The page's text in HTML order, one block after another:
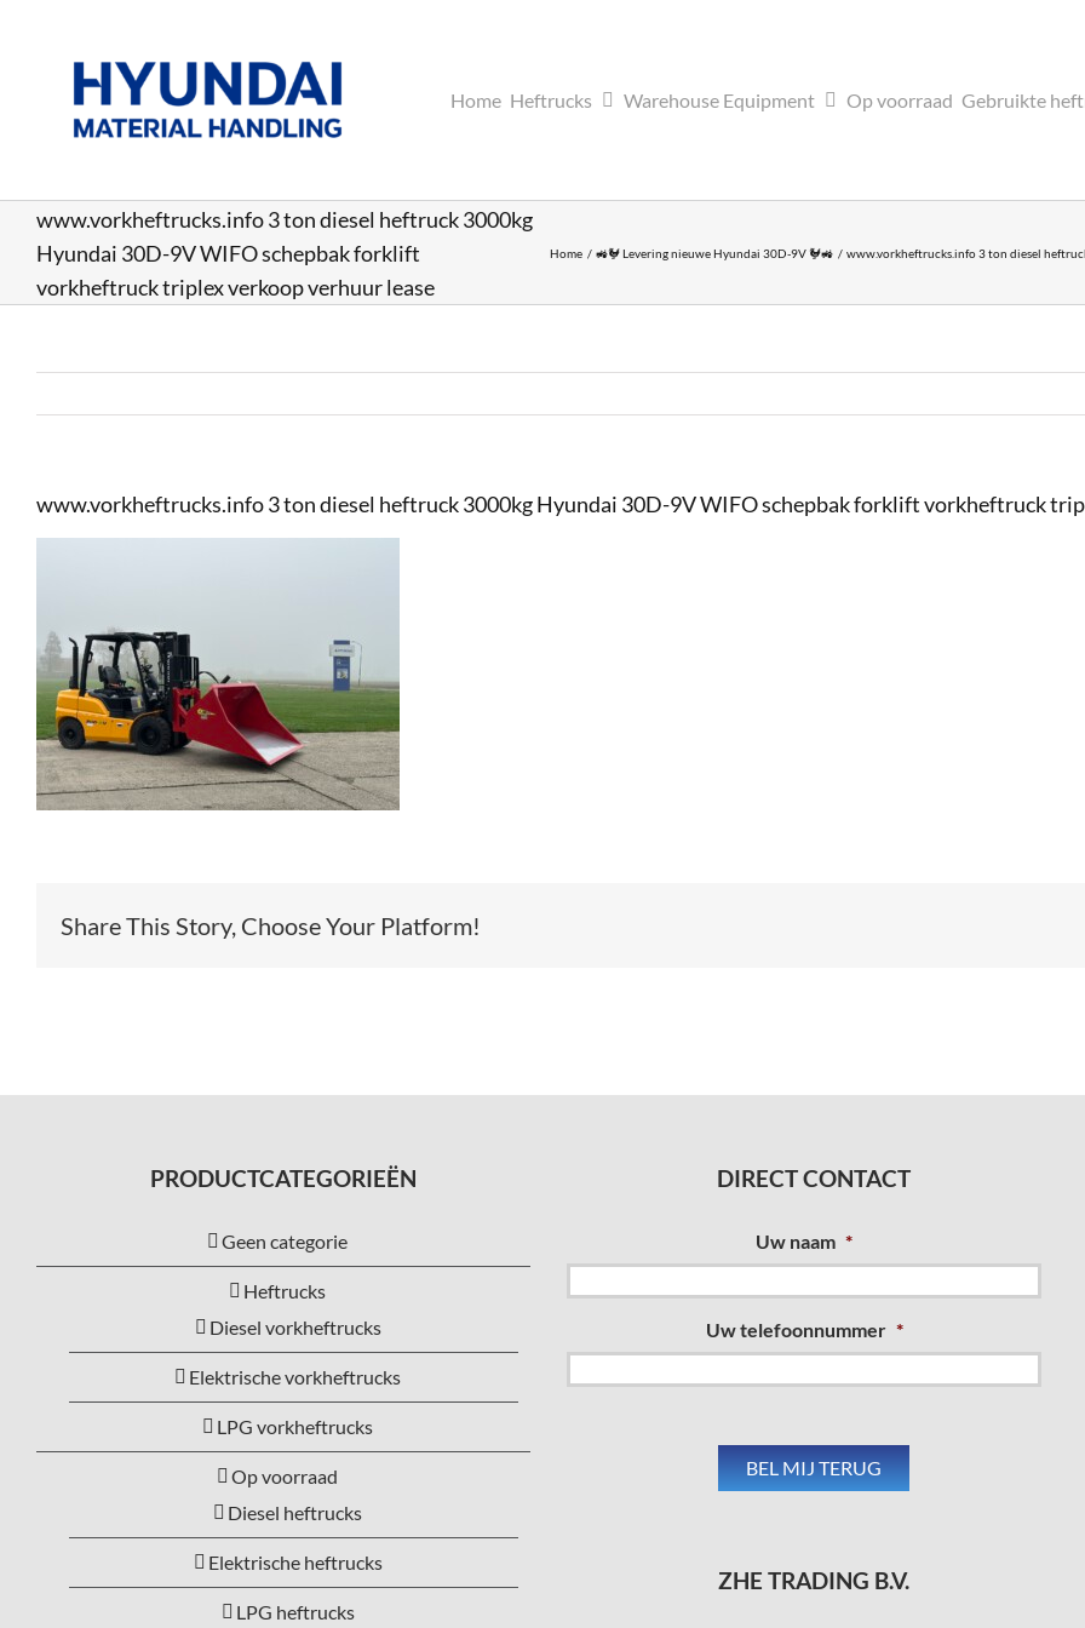
Home Heftrucks Warehouse Equipment Op voorraad Gebruikte
www.vorkheftrucks.info 3 ton diesel heftruck 3000kg
Hyundai 30D-9V WIFO schepbak forklift
vorkheftruck triplex verkoop verhuur lease
Home 🚜🐓 Levering nieuwe Hyundai 30D-9V 🐓🚜 www.vorkheftrucks.info 3 ton diesel
www.vorkheftrucks.info 3 ton diesel heftruck 3000kg Hyundai 30D-9V WIFO schepbak forklift vorkheftruck
Share This Story, Choose Your Platform!
PRODUCTCATEGORIEËN
Geen categorie
Heftrucks
Diesel vorkheftrucks
Elektrische vorkheftrucks
LPG vorkheftrucks
Op voorraad
Diesel heftrucks
Elektrische heftrucks
LPG heftrucks
DIRECT CONTACT
Uw naam *
Uw telefoonnummer *
ZHE TRADING B.V.